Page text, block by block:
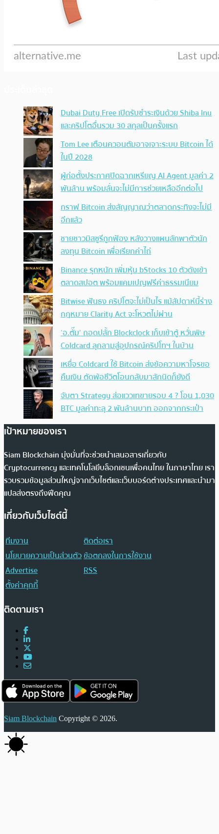
Dubai Duty Free เปิดรับชำระเงินด้วย Shiba Inu
และคริปโตอื่นรวม 30 สกุลเป็นครั้งแรก
Tom Lee เตือนควอนตัมอาจเจาะระบบ Bitcoin ได้
ในปี 2028
ผู้ก่อตั้งประกาศปิดฉากเหรียญ AI Agent มูลค่า 2
พันล้าน พร้อมลั่นจะไม่มีการช่วยเหลืออีกต่อไป
กราฟ Bitcoin ส่งสัญญาณว่าตลาดกระทิงจะไม่มี
อีกแล้ว
ชายชาวมิสซูรีถูกฟ้อง หลังวางแผนลักพาตัวนัก
ลงทุน Bitcoin เพื่อเรียกค่าไถ่
Binance รุกหนัก เพิ่มหุ้น bStocks 10 ตัวดังเข้า
ตลาดสปอต พร้อมแคมเปญฟรีค่าธรรมเนียม
Bitwise ฟันธง คริปโตจะไม่เป็นไร แม้สัปดาห์นี้ร่าง
กฎหมาย Clarity Act จะโหวตไม่ผ่าน
‘อ.ตั๊ม’ ถอดปลั้ก Blockclock เก็บเข้าตู้ หวั่นพิษ
Coldcard ลุกลามสู่อุปกรณ์คริปโทฯ ในบ้าน
เหยื่อ Coldcard ใช้ Bitcoin ส่งข้อความหาโจรขอ
คืนเงิน ตัดพ้อชีวิตโอนกลับมาสักนิดก็ยังดี
จับตา Strategy ส่อแววเทขายรอบ 4 ? โอน 1,030
BTC มูลค่าทะลุ 2 พันล้านบาท ออกจากกระเป๋า
เป้าหมายของเรา
Siam Blockchain มุ่งมั่นที่จะช่วยนำเสนอสารเกี่ยวกับ
Cryptocurrency และเทคโนโลยีบล็อกเชนเพื่อคนไทย ในภาษาไทย เรา
รวบรวมข้อมูลส่วนใหญ่จากเว็บไซต์และเว็บบอร์ดต่างประเทศและนำมา
แปลส่งตรงถึงฟีดคุณ
เกี่ยวกับเว็บไซต์นี้
ทีมงาน
ติดต่อเรา
นโยบายความเป็นส่วนตัวข้อตกลงในการใช้งาน
Advertise
RSS
ตั้งค่าคุกกี้
ติดตามเรา
Siam Blockchain Copyright © 2026.